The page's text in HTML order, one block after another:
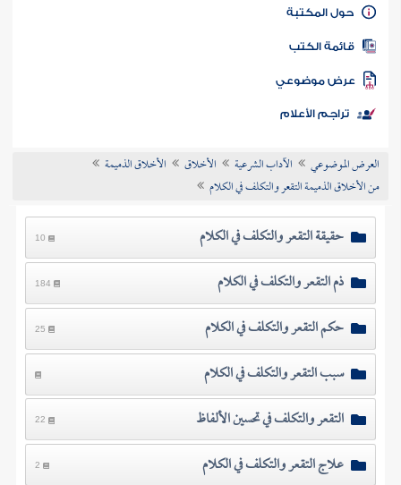
كتاب الأمة
المكتبة
الكتب
موضوعي
تراجم الأعلام
العرض الموضوعي الآداب الشرعية الأخلاق
الأخلاق الذميمة
من الأخلاق الذميمة التقعر والتكلف في الكلام
حقيقة التقعر والتكلف في الكلام 10
ذم التقعر والتكلف في الكلام 184
حكم التقعر والتكلف في الكلام 25
سبب التقعر والتكلف في الكلام
التقعر والتكلف في تحسين الألفاظ
22
علاج التقعر والتكلف في الكلام 2